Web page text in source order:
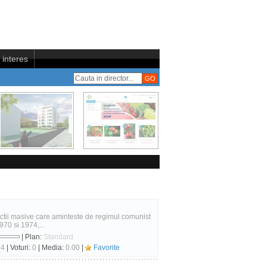
interes
masive care aminteste de regimul comunist
si 1974,...
| Plan: Standard
| Voturi: 0 | Media: 0.00 Favorite